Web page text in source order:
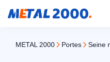
METAL 2000 portes seine